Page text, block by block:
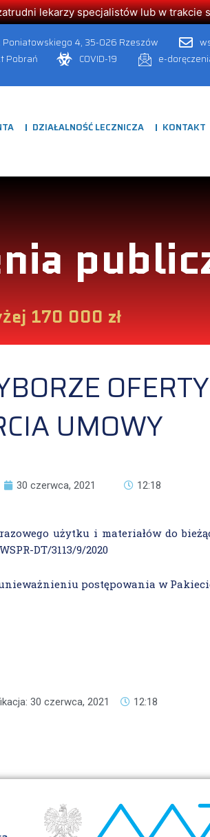
lekarzy specjalistów lub w trakcie
Poniatowskiego 4, 35-026 Rzeszów
Pobrań
COVID-19 e-
DZIAŁALNOŚĆ LECZNICZA KONTAKT
170 000 zł
UMOWY
30 czerwca, 2021 12:18
użytku i materiałów do
DT/3113/9/2020
postępowania w
30 czerwca, 2021 12:18